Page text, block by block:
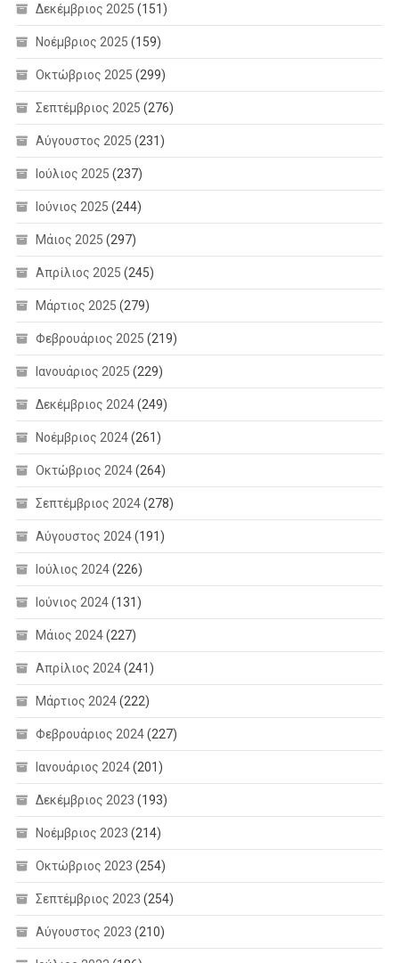
Δεκέμβριος 2025 (151)
Νοέμβριος 2025 (159)
Οκτώβριος 2025 (299)
Σεπτέμβριος 2025 (276)
Αύγουστος 2025 (231)
Ιούλιος 2025 (237)
Ιούνιος 2025 (244)
Μάιος 2025 (297)
Απρίλιος 2025 (245)
Μάρτιος 2025 (279)
Φεβρουάριος 2025 (219)
Ιανουάριος 2025 (229)
Δεκέμβριος 2024(249)
Νοέμβριος 2024(261)
Οκτώβριος 2024(264)
Σεπτέμβριος 2024(278)
Αύγουστος 2024(191)
Ιούλιος 2024(226)
Ιούνιος 2024(131)
Μάιος 2024(227)
Απρίλιος 2024(241)
Μάρτιος 2024(222)
Φεβρουάριος 2024(227)
Ιανουάριος 2024(201)
Δεκέμβριος 2023 (193)
Νοέμβριος 2023 (214)
Οκτώβριος 2023 (254)
Σεπτέμβριος 2023 (254)
Αύγουστος 2023 (210)